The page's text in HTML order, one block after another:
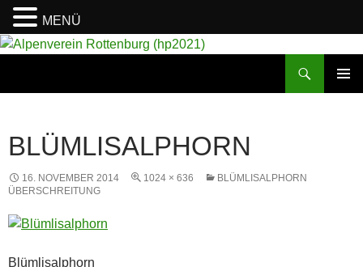
BLÜMLISALPHORN
16. NOVEMBER 2014 1024 × 636
BLÜMLISALPHORN
ÜBERSCHREITUNG
Blümlisalphorn
MENÜ